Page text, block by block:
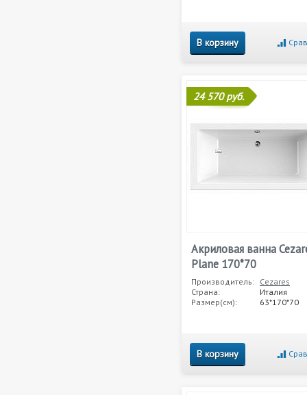
В корзину
24 570 руб.
Акриловая ванна
Plane 170*70
Производитель: Cezares
Страна:
Италия
Размер(см):
63*170*70
В корзину